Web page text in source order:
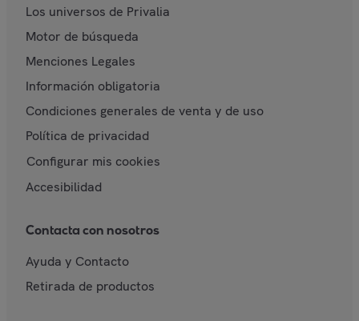
Los universos de Privalia
Motor de búsqueda
Menciones Legales
Información obligatoria
Condiciones generales de venta y de uso
Política de privacidad
Configurar mis cookies
Accesibilidad
Contacta con nosotros
Ayuda y Contacto
Retirada de productos